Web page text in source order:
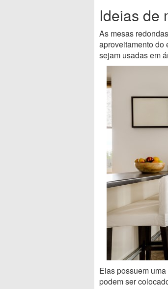
Ideias de
As mesas
aproveitamento do
sejam usadas em
Elas possuem
podem ser